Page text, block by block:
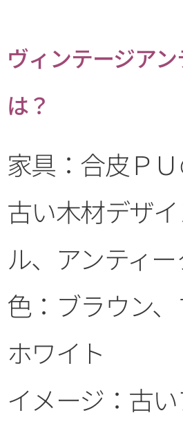
ヴィンテージア
は？
家具：合皮ＰＵ
古い木材デザ
ル、アンティ
色：ブラウン、
ホワイト
イメージ：古